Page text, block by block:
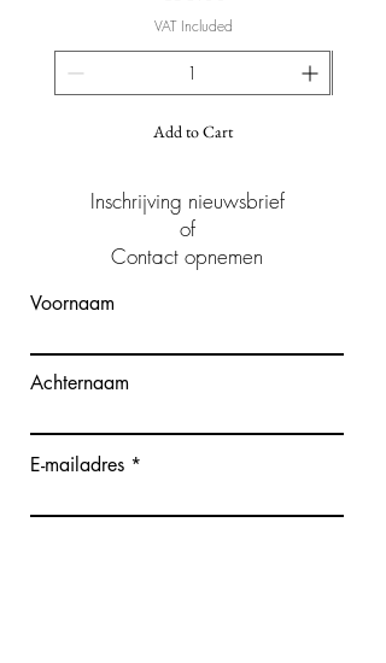
VAT Included
Add to Cart
Inschrijving nieuwsbrief
of
Contact opnemen
Voornaam
Achternaam
E-mailadres